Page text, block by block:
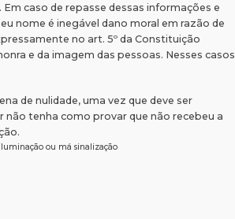
caso de repasse dessas informações e
nome é inegável dano moral em razão de
no art. 5º da Constituição
e da imagem das pessoas. Nesses casos
de nulidade, uma vez que deve ser
tenha como provar que não recebeu a
ou má sinalização